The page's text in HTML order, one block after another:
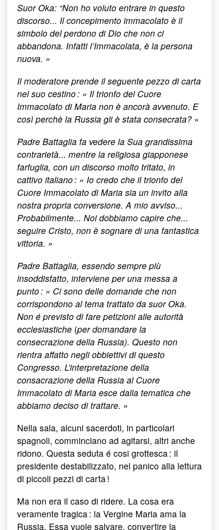
Suor Oka: “Non ho voluto entrare in questo
discorso... Il concepimento immacolato è il
simbolo del perdono di Dio che non ci
abbandona. Infatti l’Immacolata, è la persona
nuova. »
Il moderatore prende il seguente pezzo di carta
nel suo cestino : « Il trionfo del Cuore
Immacolato di Maria non è ancorà avvenuto. E
così perchè la Russia gli è stata consecrata? »
Padre Battaglia fa vedere la Sua grandissima
contrarietà... mentre la religiosa giapponese
farfuglia, con un discorso molto tritato, in
cattivo italiano : « Io credo che il trionfo del
Cuore Immacolato di Maria sia un invito alla
nostra propria conversione. A mio avviso...
Probabilmente... Noi dobbiamo capire che...
seguire Cristo, non è sognare di una fantastica
vittoria. »
Padre Battaglia, essendo sempre più
insoddisfatto, interviene per una messa a
punto : « Ci sono delle domande che non
corrispondono al tema trattato da suor Oka.
Non é previsto di fare petizioni alle autorità
ecclesiastiche (per domandare la
consecrazione della Russia). Questo non
rientra affatto negli obbiettivi di questo
Congresso. L’interpretazione della
consacrazione della Russia al Cuore
Immacolato di Maria esce dalla tematica che
abbiamo deciso di trattare. »
Nella sala, alcuni sacerdoti, in particolari
spagnoli, comminciano ad agitarsi, altri anche
ridono. Questa seduta é cosi grottesca : il
presidente destabilizzato, nel panico alla lettura
di piccoli pezzi di carta !
Ma non era il caso di ridere. La cosa era
veramente tragica : la Vergine Maria ama la
Russia, Essa vuole salvare, convertire la